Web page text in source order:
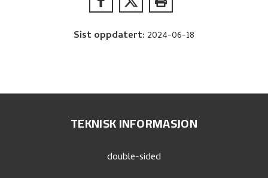
Sist oppdatert: 2024-06-18
TEKNISK INFORMASJON
double-sided